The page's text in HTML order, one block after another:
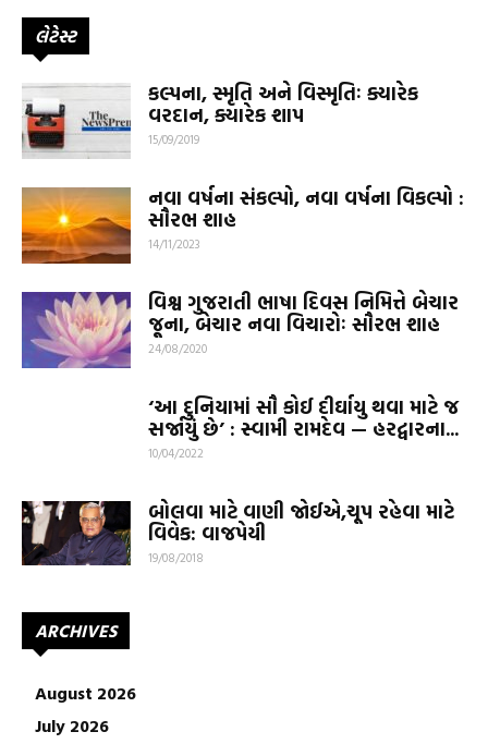
લેટેસ્ટ
કલ્પના, સ્મૃતિ અને વિસ્મૃતિઃ ક્યારેક
વરદાન, ક્યારેક શાપ
15/09/2019
નવા વર્ષના સંકલ્પો, નવા વર્ષના વિકલ્પો :
સૌરભ શાહ
14/11/2023
વિશ્વ ગુજરાતી ભાષા દિવસ નિમિત્તે બેચાર
જૂના, બેચાર નવા વિચારોઃ સૌરભ શાહ
24/08/2020
‘આ દુનિયામાં સૌ કોઈ દીર્ઘાયુ થવા માટે જ
સર્જાયું છે’ : સ્વામી રામદેવ — હરદ્વારના...
10/04/2022
બોલવા માટે વાણી જોઈએ,ચૂપ રહેવા માટે
વિવેક: વાજપેયી
19/08/2018
ARCHIVES
August 2026
July 2026